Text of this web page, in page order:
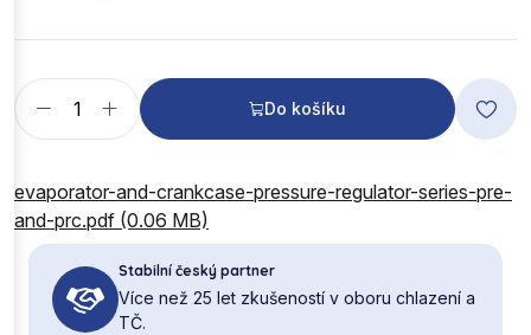
Do košíku
evaporator-and-crankcase-pressure-regulator-series-pre-
and-prc.pdf (0.06 MB)
Stabilní český partner
Více než 25 let zkušeností v oboru chlazení a
TČ.